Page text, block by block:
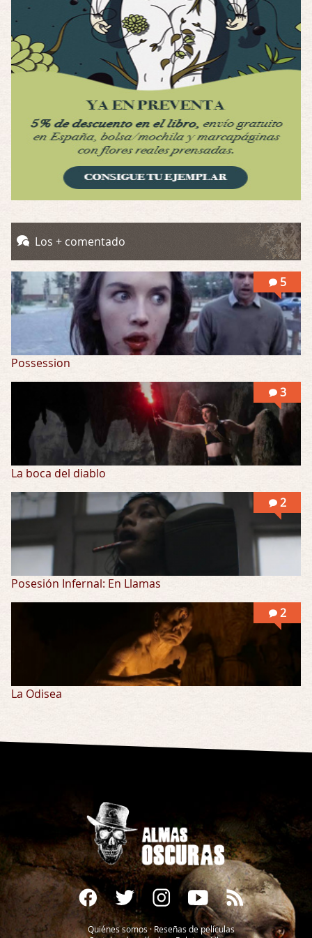
Possession
Por: Luar
Se llama la posesión en castellano, está …
Por: Mariano
Una película normalita, nada del otro mun …
Obsession
Possession
Por: Mountain
Llevo toda una vida para verla y nunca lo …
Los + comentado
5
Possession
3
La boca del diablo
2
Posesión Infernal: En Llamas
2
La Odisea
Quiénes somos·Reseñas de películas